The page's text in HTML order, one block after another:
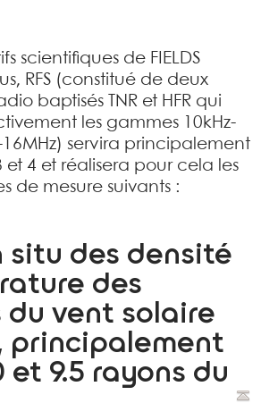
scientifiques de FIELDS
RFS (constitué de deux
baptisés TNR et HFR qui
les gammes 10kHz-
16MHz) servira principalement
et 4 et réalisera pour cela les
de mesure suivants :
situ des densité
des
du vent solaire
principalement
et 9.5 rayons du